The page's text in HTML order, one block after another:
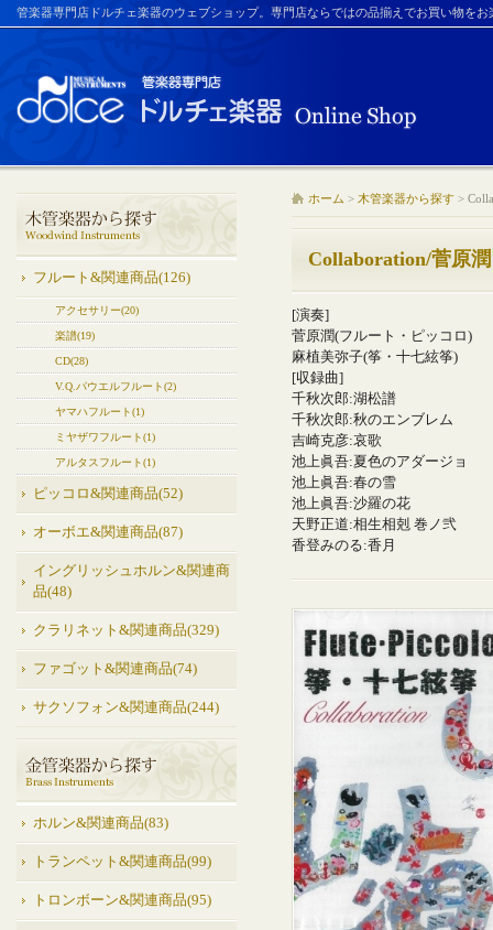
管楽器専門店ドルチェ楽器のウェブショップ。専門店ならではの品揃えでお買い物を
フルート&関連商品(126)
アクセサリー(20)
楽譜(19)
CD(28)
V.Q.パウエルフルート(2)
ヤマハフルート(1)
ミヤザワフルート(1)
アルタスフルート(1)
ピッコロ&関連商品(52)
オーボエ&関連商品(87)
イングリッシュホルン&関連商
品(48)
クラリネット&関連商品(329)
ファゴット&関連商品(74)
サクソフォン&関連商品(244)
ホルン&関連商品(83)
トランペット&関連商品(99)
トロンボーン&関連商品(95)
ホーム > 木管楽器から探す >
Collaboration/菅原潤
[演奏]
菅原潤(フルート・ピッコロ)
麻植美弥子(筝・十七絃筝)
[収録曲]
千秋次郎:湖松譜
千秋次郎:秋のエンブレム
吉崎克彦:哀歌
池上眞吾:夏色のアダージョ
池上眞吾:春の雪
池上眞吾:沙羅の花
天野正道:相生相剋 巻ノ弐
香登みのる:香月